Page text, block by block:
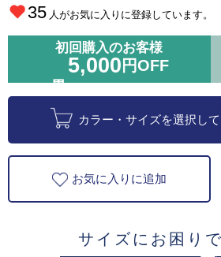
35 人がお気に入りに登録しています。
初回購入のお客様
5,000 円OFF
カラー・サイズを選択し
お気に入りに追加
サイズにお困り